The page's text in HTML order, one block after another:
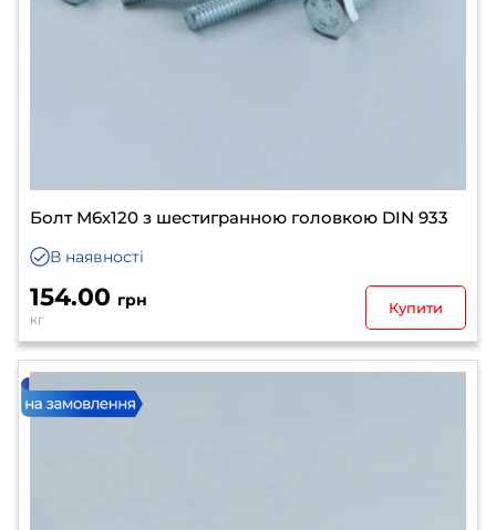
Болт М6х120 з шестигранною головкою DIN 933
В наявності
154.00 грн
кг
Купити